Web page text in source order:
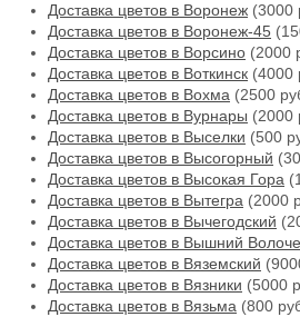
Доставка цветов в Воронеж (3000
Доставка цветов в Воронеж-45
Доставка цветов в Ворсино (2000
Доставка цветов в Воткинск (4000
Доставка цветов в Вохма (2500
Доставка цветов в Вурнары (2000
Доставка цветов в Выселки (500
Доставка цветов в Высогорный
Доставка цветов в Высокая Гора
Доставка цветов в Вытегра (2000
Доставка цветов в Вычегодский
Доставка цветов в Вышний
Доставка цветов в Вяземский
Доставка цветов в Вязники (5000
Доставка цветов в Вязьма (800